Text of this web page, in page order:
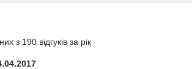
з 190 відгуків за рік